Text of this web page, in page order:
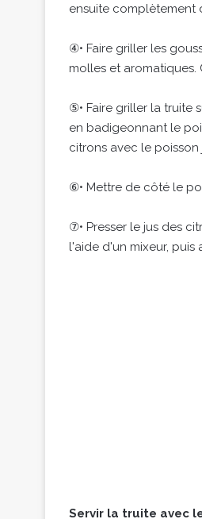
ensuite complètement
④• Faire griller les
molles et aromatiques.
⑤• Faire griller la truite
en badigeonnant le
citrons avec le
⑥• Mettre de côté le
⑦• Presser le jus des
l'aide d'un mixeur, puis
Servir la truite avec